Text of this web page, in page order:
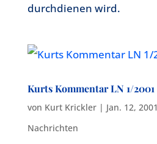
durchdienen wird.
Kurts Kommentar LN 1/2001
von Kurt Krickler| Jan. 12, 2001
Nachrichten